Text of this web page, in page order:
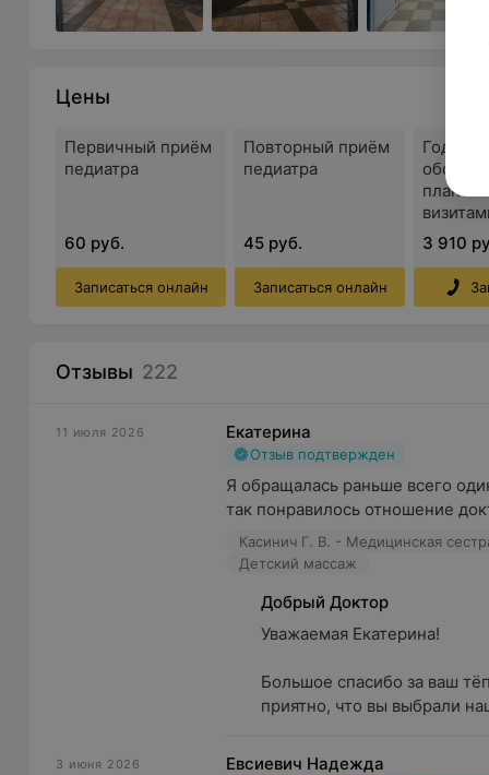
побочные реакции.
Цены
Первичный приём
педиатра
60 руб.
Записаться онлайн
Повторный приём
педиатра
45 руб.
Записаться онлайн
Годовое
1-6
месяцев
3 910
Отзывы 222
11 июля 2026 Екатерина
Отзыв подтвержден
Я обращалась раньше всего
так понравилось отношение
Касинич Г. В. - Медицинская
Детский массаж
Добрый Доктор
Уважаемая Екатерина!
Большое спасибо за ваш
приятно, что вы выбрали
3 июня 2026 Евсиевич Надежда